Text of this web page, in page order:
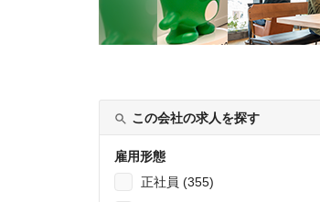
この会社の求人を探す
雇用形態
正社員 (355)